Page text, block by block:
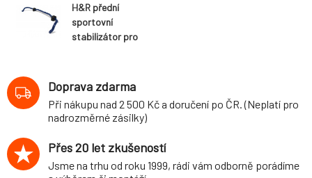
H&R přední
sportovní
stabilizátor pro
4WD, r.v. 11/08-,
průměr 32 mm
Doprava zdarma
Při nákupu nad 2 500 Kč a doručení po ČR. (Neplatí pro
nadrozměrné zásilky)
Přes 20 let zkušeností
Jsme na trhu od roku 1999, rádi vám odborně porádíme